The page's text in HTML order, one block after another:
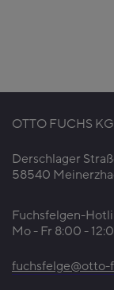
OTTO FUCHS KG
Derschlager
58540
Fuchsfelgen-
Mo - Fr 8:00 -
fuchsfelge@otto-